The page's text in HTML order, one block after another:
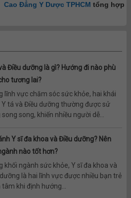
Cao Đẳng Y Dược TPHCM tổng hợp
Điều dưỡng là gì? Hướng đi nào phù
tương lai?
lĩnh vực chăm sóc sức khỏe, hai khái
Y tá và Điều dưỡng thường được sử
song song, khiến nhiều người dễ...
Y sĩ đa khoa và Điều dưỡng? Nên
nào tốt hơn?
khối ngành sức khỏe, Y sĩ đa khoa và
là hai lĩnh vực được nhiều bạn trẻ
tâm khi định hướng...